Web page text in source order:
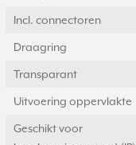
Incl. connectoren
Draagring
Transparant
Uitvoering oppervlakte
Geschikt voor